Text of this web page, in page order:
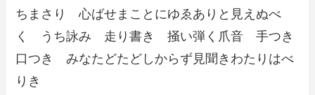
ちまさり 心ばせまことにゆゑありと見えぬべ
く うち詠み 走り書き 掻い弾く爪音 手つき
口つき みなたどたどしからず見聞きわたりはべ
りき